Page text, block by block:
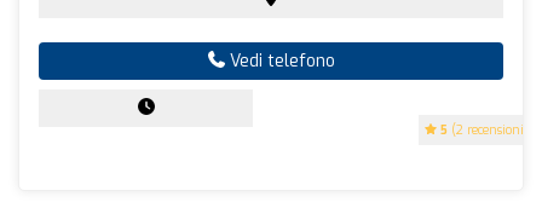
5 (2 recensioni)
Vedi telefono